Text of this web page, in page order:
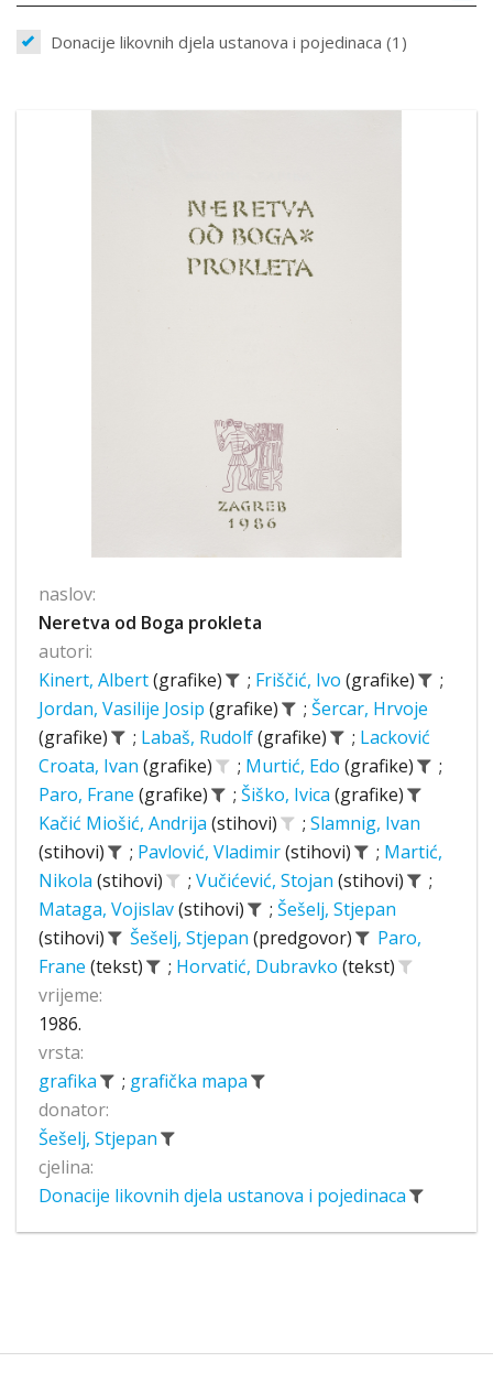
Donacije likovnih djela ustanova i pojedinaca (1)
naslov:
Neretva od Boga prokleta
autori:
Kinert, Albert(grafike) ; Friščić, Ivo (grafike)
;
Jordan, Vasilije Josip (grafike) ; Šercar, Hrvoje
(grafike)
; Labaš, Rudolf(grafike) ; Lacković
Croata, Ivan (grafike) ; Murtić, Edo (grafike)
;
Paro, Frane (grafike) ; Šiško, Ivica (grafike)
Kačić Miošić, Andrija (stihovi) ; Slamnig, Ivan
(stihovi)
; Pavlović, Vladimir(stihovi) ; Martić,
Nikola (stihovi) ; Vučićević, Stojan (stihovi)
;
Mataga, Vojislav(stihovi) ; Šešelj, Stjepan
(stihovi)
Šešelj, Stjepan (predgovor)
Paro,
Frane (tekst) ; Horvatić, Dubravko (tekst)
vrijeme:
1986.
vrsta:
grafika
; grafička mapa
donator:
Šešelj, Stjepan
cjelina:
Donacije likovnih djela ustanova i pojedinaca